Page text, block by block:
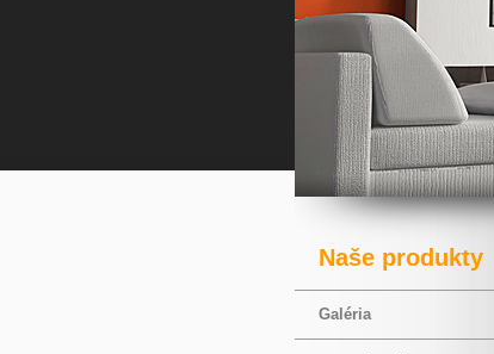
Naše produkty
Galéria